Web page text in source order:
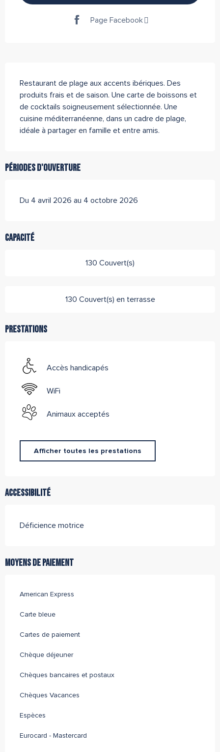
Page Facebook
Description
Restaurant de plage aux accents ibériques. Des
produits frais et de saison. Une carte de boissons et
de cocktails soigneusement sélectionnée. Une
cuisine méditerranéenne, dans un cadre de plage,
idéale à partager en famille et entre amis.
Périodes d'ouverture
Du 4 avril 2026 au 4 octobre 2026
Capacité
130 Couvert(s)
130 Couvert(s) en terrasse
Prestations
Accès handicapés
WiFi
Animaux acceptés
Afficher toutes les prestations
Accessibilité
Déficience motrice
Moyens de paiement
American Express
Carte bleue
Cartes de paiement
Chèque déjeuner
Chèques bancaires et postaux
Chèques Vacances
Espèces
Eurocard - Mastercard